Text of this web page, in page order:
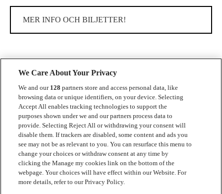
MER INFO OCH BILJETTER!
Kontakt
Press
Om Luger
Samarbeten
Boka artist
We Care About Your Privacy
We and our 128 partners store and access personal data, like
browsing data or unique identifiers, on your device. Selecting
Accept All enables tracking technologies to support the
purposes shown under we and our partners process data to
provide. Selecting Reject All or withdrawing your consent will
disable them. If trackers are disabled, some content and ads you
see may not be as relevant to you. You can resurface this menu to
change your choices or withdraw consent at any time by
clicking the Manage my cookies link on the bottom of the
webpage. Your choices will have effect within our Website. For
more details, refer to our Privacy Policy.